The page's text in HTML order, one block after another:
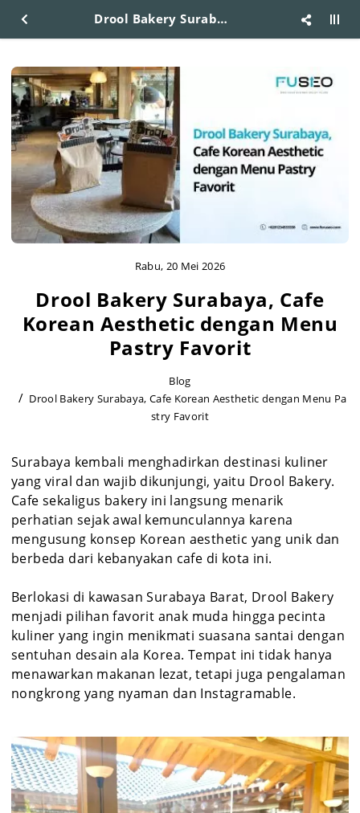
Drool Bakery Surabaya, Cafe Korean Aesthetic dengan Menu Pastry Favorit
Rabu, 20 Mei 2026
Drool Bakery Surabaya, Cafe
Korean Aesthetic dengan Menu
Pastry Favorit
Blog
Drool Bakery Surabaya, Cafe Korean Aesthetic dengan Menu Pa
stry Favorit
Surabaya kembali menghadirkan destinasi kuliner
yang viral dan wajib dikunjungi, yaitu Drool Bakery.
Cafe sekaligus bakery ini langsung menarik
perhatian sejak awal kemunculannya karena
mengusung konsep Korean aesthetic yang unik dan
berbeda dari kebanyakan cafe di kota ini.
Berlokasi di kawasan Surabaya Barat, Drool Bakery
menjadi pilihan favorit anak muda hingga pecinta
kuliner yang ingin menikmati suasana santai dengan
sentuhan desain ala Korea. Tempat ini tidak hanya
menawarkan makanan lezat, tetapi juga pengalaman
nongkrong yang nyaman dan Instagramable.